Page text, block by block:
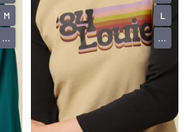
M
...
L
...